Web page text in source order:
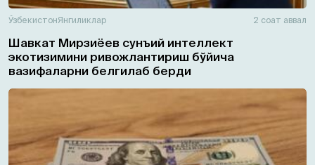
ЎзбекистонЯнгиликлар 2 соат аввал
Шавкат Мирзиёев сунъий интеллект
экотизимини ривожлантириш бўйича
вазифаларни белгилаб берди